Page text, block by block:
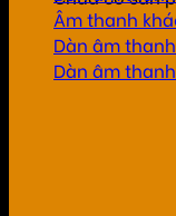
Âm thanh
Dàn âm
Dàn âm